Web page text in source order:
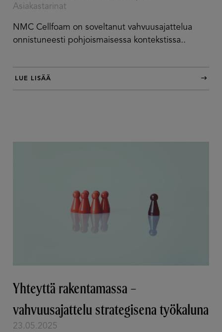
Asiakastarinat
NMC Cellfoam on soveltanut vahvuusajattelua
onnistuneesti pohjoismaisessa kontekstissa..
LUE LISÄÄ
Yhteyttä rakentamassa –
vahvuusajattelu strategisena työkaluna
23.05.2025